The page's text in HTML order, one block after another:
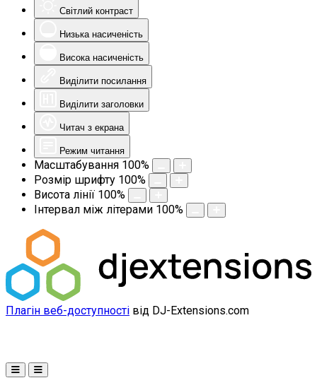
Світлий контраст
Низька насиченість
Висока насиченість
Виділити посилання
Виділити заголовки
Читач з екрана
Режим читання
Масштабування 100%
Розмір шрифту 100%
Висота лінії 100%
Інтервал між літерами 100%
Плагін веб-доступності від DJ-Extensions.com